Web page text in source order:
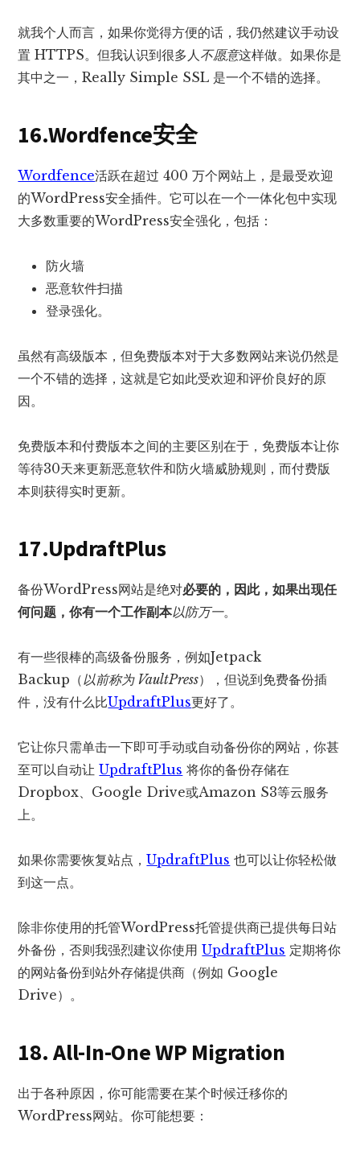
就我个人而言，如果你觉得方便的话，我仍然建议手动设
置 HTTPS。但我认识到很多人 不愿意这样做。如果你是
其中之一，Really Simple SSL 是一个不错的选择。
16.Wordfence安全
Wordfence活跃在超过 400 万个网站上，是最受欢迎
的WordPress安全插件。它可以在一个一体化包中实现
大多数重要的WordPress安全强化，包括：
防火墙
恶意软件扫描
登录强化。
虽然有高级版本，但免费版本对于大多数网站来说仍然是
一个不错的选择，这就是它如此受欢迎和评价良好的原
因。
免费版本和付费版本之间的主要区别在于，免费版本让你
等待30天来更新恶意软件和防火墙威胁规则，而付费版
本则获得实时更新。
17.UpdraftPlus
备份WordPress网站是绝对必要的，因此，如果出现任
何问题，你有一个工作副本以防万一。
有一些很棒的高级备份服务，例如Jetpack
Backup（ 以前称为 VaultPress），但说到免费备份插
件，没有什么比UpdraftPlus更好了。
它让你只需单击一下即可手动或自动备份你的网站，你甚
至可以自动让UpdraftPlus 将你的备份存储在
Dropbox、Google Drive或Amazon S3等云服务
上。
如果你需要恢复站点，UpdraftPlus 也可以让你轻松做
到这一点。
除非你使用的托管WordPress托管提供商已提供每日站
外备份，否则我强烈建议你使用UpdraftPlus 定期将你
的网站备份到站外存储提供商（例如 Google
Drive）。
18. All-In-One WP Migration
出于各种原因，你可能需要在某个时候迁移你的
WordPress网站。你可能想要：